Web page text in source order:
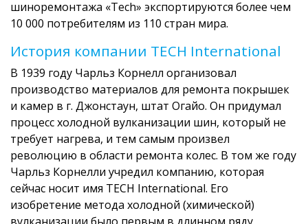
шиноремонтажа «Тech» экспортируются более чем
10 000 потребителям из 110 стран мира.
История компании TECH International
В 1939 году Чарльз Корнелл организовал
производство материалов для ремонта покрышек
и камер в г. Джонстаун, штат Огайо. Он придумал
процесс холодной вулканизации шин, который не
требует нагрева, и тем самым произвел
революцию в области ремонта колес. В том же году
Чарльз Корнелли учредил компанию, которая
сейчас носит имя TECH International. Его
изобретение метода холодной (химической)